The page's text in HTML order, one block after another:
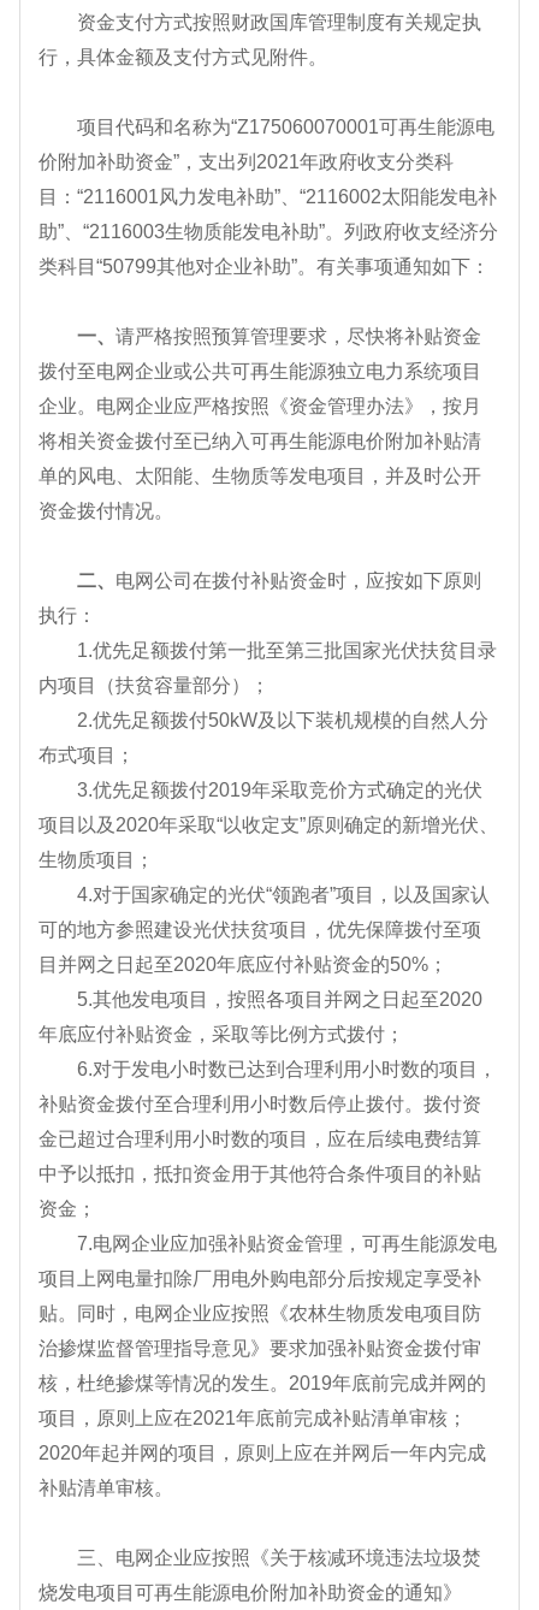
资金支付方式按照财政国库管理制度有关规定执
行，具体金额及支付方式见附件。
项目代码和名称为“Z175060070001可再生能源电
价附加补助资金”，支出列2021年政府收支分类科
目：“2116001风力发电补助”、“2116002太阳能发电补
助”、“2116003生物质能发电补助”。列政府收支经济分
类科目“50799其他对企业补助”。有关事项通知如下：
一、请严格按照预算管理要求，尽快将补贴资金
拨付至电网企业或公共可再生能源独立电力系统项目
企业。电网企业应严格按照《资金管理办法》，按月
将相关资金拨付至已纳入可再生能源电价附加补贴清
单的风电、太阳能、生物质等发电项目，并及时公开
资金拨付情况。
二、 电网公司在拨付补贴资金时，应按如下原则
执行：
1.优先足额拨付第一批至第三批国家光伏扶贫目录
内项目（扶贫容量部分）；
2.优先足额拨付50kW及以下装机规模的自然人分
布式项目；
3.优先足额拨付2019年采取竞价方式确定的光伏
项目以及2020年采取“以收定支”原则确定的新增光伏、
生物质项目；
4.对于国家确定的光伏“领跑者”项目，以及国家认
可的地方参照建设光伏扶贫项目，优先保障拨付至项
目并网之日起至2020年底应付补贴资金的50%；
5.其他发电项目，按照各项目并网之日起至2020
年底应付补贴资金，采取等比例方式拨付；
6.对于发电小时数已达到合理利用小时数的项目，
补贴资金拨付至合理利用小时数后停止拨付。拨付资
金已超过合理利用小时数的项目，应在后续电费结算
中予以抵扣，抵扣资金用于其他符合条件项目的补贴
资金；
7.电网企业应加强补贴资金管理，可再生能源发电
项目上网电量扣除厂用电外购电部分后按规定享受补
贴。同时，电网企业应按照《农林生物质发电项目防
治掺煤监督管理指导意见》要求加强补贴资金拨付审
核，杜绝掺煤等情况的发生。2019年底前完成并网的
项目，原则上应在2021年底前完成补贴清单审核；
2020年起并网的项目，原则上应在并网后一年内完成
补贴清单审核。
三、 电网企业应按照《关于核减环境违法垃圾焚
烧发电项目可再生能源电价附加补助资金的通知》